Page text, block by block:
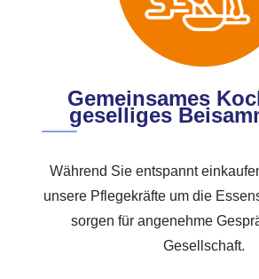
Gemeinsames
geselliges
Während Sie entspannt
unsere Pflegekräfte um die
sorgen für angenehme
Gesellschaft.